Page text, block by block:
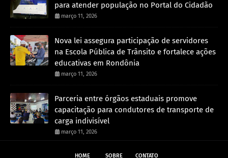
para atender população no Portal do Cidadão
março 11, 2026
Nova lei assegura participação de servidores
na Escola Pública de Trânsito e fortalece ações
educativas em Rondônia
março 11, 2026
Parceria entre órgãos estaduais promove
capacitação para condutores de transporte de
carga indivisível
março 11, 2026
HOME SOBRE CONTATO